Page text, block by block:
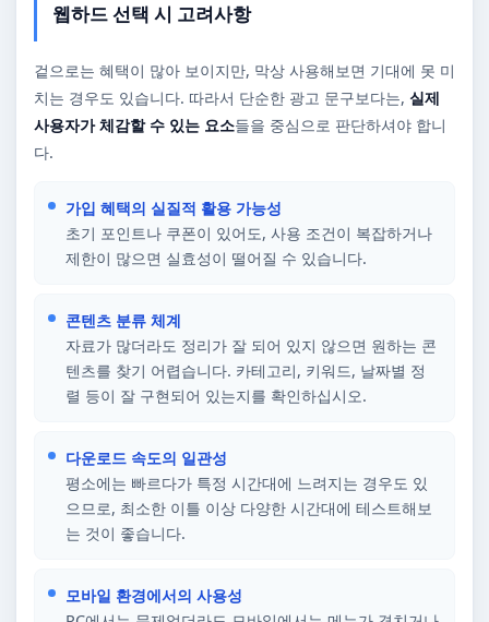
웹하드 선택 시 고려사항
겉으로는 혜택이 많아 보이지만, 막상 사용해보면 기대에 못 미
치는 경우도 있습니다. 따라서 단순한 광고 문구보다는, 실제
사용자가 체감할 수 있는 요소들을 중심으로 판단하셔야 합니
다.
가입 혜택의 실질적 활용 가능성
초기 포인트나 쿠폰이 있어도, 사용 조건이 복잡하거나
제한이 많으면 실효성이 떨어질 수 있습니다.
콘텐츠 분류 체계
자료가 많더라도 정리가 잘 되어 있지 않으면 원하는 콘
텐츠를 찾기 어렵습니다. 카테고리, 키워드, 날짜별 정
렬 등이 잘 구현되어 있는지를 확인하십시오.
다운로드 속도의 일관성
평소에는 빠르다가 특정 시간대에 느려지는 경우도 있
으므로, 최소한 이틀 이상 다양한 시간대에 테스트해보
는 것이 좋습니다.
모바일 환경에서의 사용성